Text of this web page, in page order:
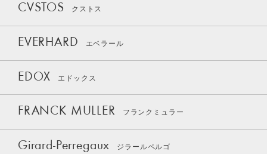
CVSTOS クストス
EVERHARD エベラール
EDOX エドックス
FRANCK MULLER フランクミュラー
Girard-Perregaux ジラールペルゴ